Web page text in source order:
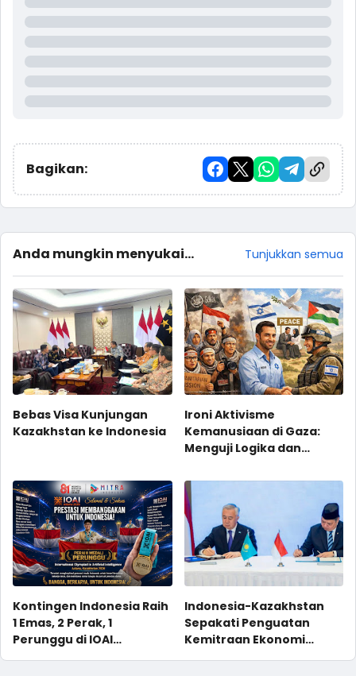
Bagikan:
Anda mungkin menyukai
postingan ini
Tunjukkan semua
Bebas Visa Kunjungan
Kazakhstan ke Indonesia
Ironi Aktivisme
Kemanusiaan di Gaza:
Menguji Logika dan
Jurnalis-Relawan
Indonesia
Kontingen Indonesia Raih
1 Emas, 2 Perak, 1
Perunggu di IOAI
Indonesia-Kazakhstan
Sepakati Penguatan
Kemitraan Ekonomi